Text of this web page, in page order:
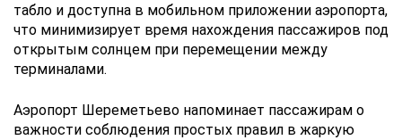
табло и доступна в мобильном приложении аэропорта,
что минимизирует время нахождения пассажиров под
открытым солнцем при перемещении между
терминалами.
Аэропорт Шереметьево напоминает пассажирам о
важности соблюдения простых правил в жаркую